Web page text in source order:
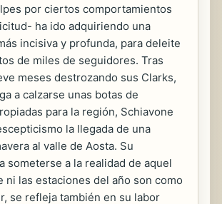
por ciertos comportamientos
ha ido adquiriendo una
incisiva y profunda, para deleite
de miles de seguidores. Tras
meses destrozando sus Clarks,
a calzarse unas botas de
para la región, Schiavone
la llegada de una
al valle de Aosta. Su
someterse a la realidad de aquel
ni las estaciones del año son como
se refleja también en su labor